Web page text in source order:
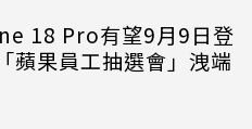
18 Pro有望9月9日登
蘋果員工抽選會」洩端